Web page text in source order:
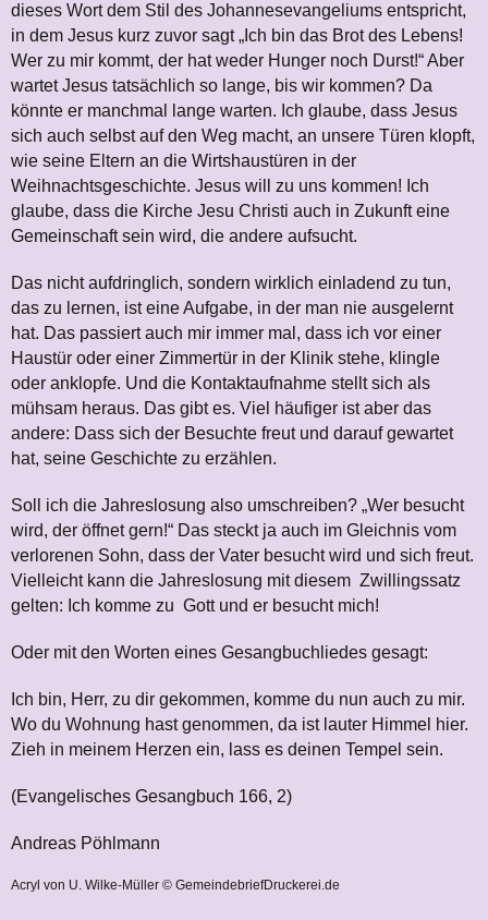
dieses Wort dem Stil des Johannesevangeliums entspricht,
in dem Jesus kurz zuvor sagt „Ich bin das Brot des Lebens!
Wer zu mir kommt, der hat weder Hunger noch Durst!“ Aber
wartet Jesus tatsächlich so lange, bis wir kommen? Da
könnte er manchmal lange warten. Ich glaube, dass Jesus
sich auch selbst auf den Weg macht, an unsere Türen klopft,
wie seine Eltern an die Wirtshaustüren in der
Weihnachtsgeschichte. Jesus will zu uns kommen! Ich
glaube, dass die Kirche Jesu Christi auch in Zukunft eine
Gemeinschaft sein wird, die andere aufsucht.
Das nicht aufdringlich, sondern wirklich einladend zu tun,
das zu lernen, ist eine Aufgabe, in der man nie ausgelernt
hat. Das passiert auch mir immer mal, dass ich vor einer
Haustür oder einer Zimmertür in der Klinik stehe, klingle
oder anklopfe. Und die Kontaktaufnahme stellt sich als
mühsam heraus. Das gibt es. Viel häufiger ist aber das
andere: Dass sich der Besuchte freut und darauf gewartet
hat, seine Geschichte zu erzählen.
Soll ich die Jahreslosung also umschreiben? „Wer besucht
wird, der öffnet gern!“ Das steckt ja auch im Gleichnis vom
verlorenen Sohn, dass der Vater besucht wird und sich freut.
Vielleicht kann die Jahreslosung mit diesem Zwillingssatz
gelten: Ich komme zu Gott und er besucht mich!
Oder mit den Worten eines Gesangbuchliedes gesagt:
Ich bin, Herr, zu dir gekommen, komme du nun auch zu mir.
Wo du Wohnung hast genommen, da ist lauter Himmel hier.
Zieh in meinem Herzen ein, lass es deinen Tempel sein.
(Evangelisches Gesangbuch 166, 2)
Andreas Pöhlmann
Acryl von U. Wilke-Müller © GemeindebriefDruckerei.de